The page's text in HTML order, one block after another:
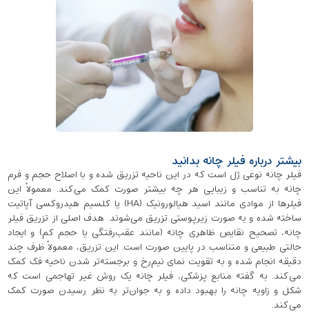
بیشتر درباره فیلر چانه بدانید
فیلر چانه نوعی ژل است که در این ناحیه تزریق شده و با اصلاح حجم و فرم
چانه به تناسب و زیبایی هر چه بیشتر صورت کمک می‌کند. معمولاً این
فیلرها از موادی مانند اسید هیالورونیک (HA) یا کلسیم هیدروکسی ‌آپاتیت
ساخته شده و به ‌صورت زیرپوستی تزریق می‌شوند. هدف اصلی از تزریق فیلر
چانه، تصحیح نقایص ظاهری چانه (مانند عقب‌رفتگی یا حجم کم) و ایجاد
حالتی طبیعی و متناسب در پایین صورت است. این تزریق، معمولاً ظرف چند
دقیقه انجام شده و به تقویت نمای نیم‌رخ و برجسته‌تر شدن ناحیه فک کمک
می‌کند. به گفته منابع پزشکی، فیلر چانه یک روش غیر تهاجمی است که
شکل و زاویه چانه را بهبود داده و به جوان‌تر به نظر رسیدن صورت کمک
می‌کند.